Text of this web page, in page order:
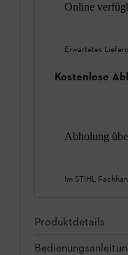
Online
Erwartetes
Kostenlose
Abholung
Im STIHL
Produktdetails